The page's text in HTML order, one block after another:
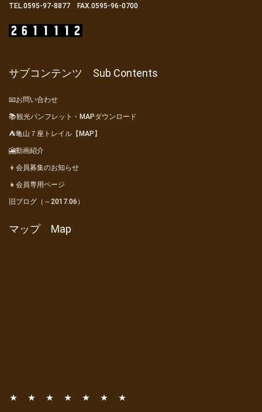
TEL.0595-97-8877 FAX.0595-96-0700
サブコンテンツ Sub Contents
📧お問い合わせ
📚観光パンフレット・MAPダウンロード
⛺亀山７座トレイル【MAP】
🎦動画紹介
👦会員募集のお知らせ
👧会員専用ページ
旧ブログ（～2017.06）
マップ Map